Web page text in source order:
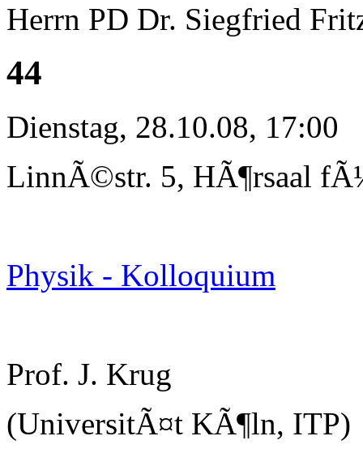
Herrn PD Dr. Siegfried
44
Dienstag, 28.10.08, 17:00
LinnÃ©str. 5, HÃ¶rsaal
Physik - Kolloquium
Prof. J. Krug
(UniversitÃ¤t KÃ¶ln, ITP)